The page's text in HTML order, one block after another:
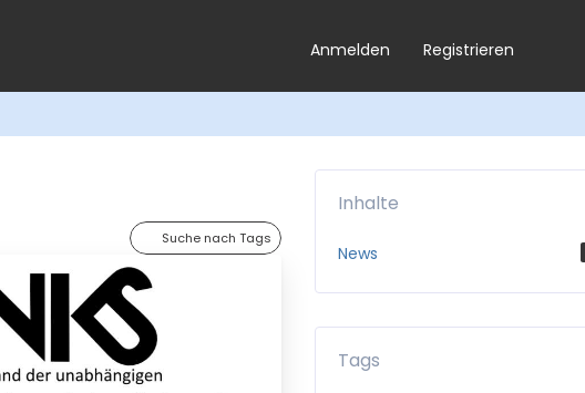
Anmelden Registrieren
Suche nach Tags
Inhalte
News
Tags